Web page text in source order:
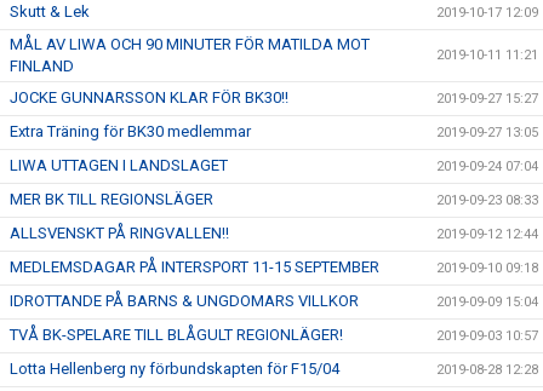
Skutt & Lek 2019-10-17 12:09
MÅL AV LIWA OCH 90 MINUTER FÖR MATILDA MOT
FINLAND
2019-10-11 11:21
JOCKE GUNNARSSON KLAR FÖR BK30!! 2019-09-27 15:27
Extra Träning för BK30 medlemmar 2019-09-27 13:05
LIWA UTTAGEN I LANDSLAGET 2019-09-24 07:04
MER BK TILL REGIONSLÄGER 2019-09-23 08:33
ALLSVENSKT PÅ RINGVALLEN!! 2019-09-12 12:44
MEDLEMSDAGAR PÅ INTERSPORT 11-15 SEPTEMBER 2019-09-10 09:18
IDROTTANDE PÅ BARNS & UNGDOMARS VILLKOR 2019-09-09 15:04
TVÅ BK-SPELARE TILL BLÅGULT REGIONLÄGER! 2019-09-03 10:57
Lotta Hellenberg ny förbundskapten för F15/04 2019-08-28 12:28